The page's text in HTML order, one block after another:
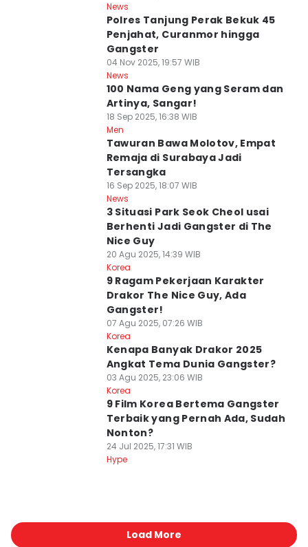
News
Polres Tanjung Perak Bekuk 45
Penjahat, Curanmor hingga
Gangster
04 Nov 2025, 19:57 WIB
News
100 Nama Geng yang Seram dan
Artinya, Sangar!
18 Sep 2025, 16:38 WIB
Men
Tawuran Bawa Molotov, Empat
Remaja di Surabaya Jadi
Tersangka
16 Sep 2025, 18:07 WIB
News
3 Situasi Park Seok Cheol usai
Berhenti Jadi Gangster di The
Nice Guy
20 Agu 2025, 14:39 WIB
Korea
9 Ragam Pekerjaan Karakter
Drakor The Nice Guy, Ada
Gangster!
07 Agu 2025, 07:26 WIB
Korea
Kenapa Banyak Drakor 2025
Angkat Tema Dunia Gangster?
03 Agu 2025, 23:06 WIB
Korea
9 Film Korea Bertema Gangster
Terbaik yang Pernah Ada, Sudah
Nonton?
24 Jul 2025, 17:31 WIB
Hype
Load More